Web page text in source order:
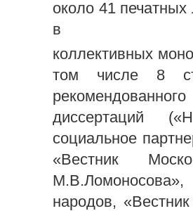
около 41
в
коллективных
том числе 8
диссертаций
социальное
«Вестник
народов,